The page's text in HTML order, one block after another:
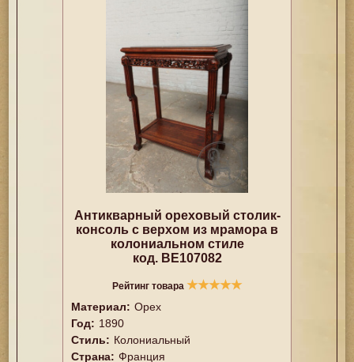
Антикварный ореховый столик-
консоль с верхом из мрамора в
колониальном стиле
код. BE107082
Рейтинг товара ★★★★★
Материал: Орех
Год: 1890
Стиль: Колониальный
Страна: Франция